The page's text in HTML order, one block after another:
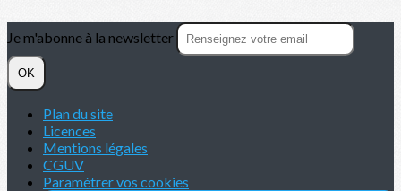
Je m'abonne à la newsletter
OK
Plan du site
Licences
Mentions légales
CGUV
Paramétrer vos cookies